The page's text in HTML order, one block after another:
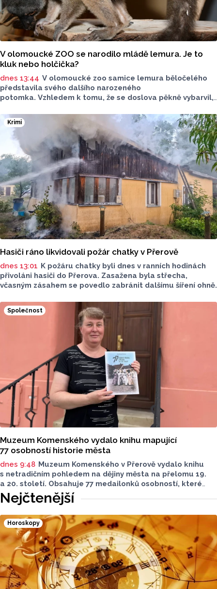
V olomoucké ZOO se narodilo mládě lemura. Je to
kluk nebo holčička?
dnes 13:44 V olomoucké zoo samice lemura běločelého
představila svého dalšího narozeného
potomka. Vzhledem k tomu, že se doslova pěkně vybarvil,
hnědé, případně hnědošedé, zato samci se pyšní bílým
zbarvením hlavy.
Krimi
Hasiči ráno likvidovali požár chatky v Přerově
dnes 13:01 K požáru chatky byli dnes v ranních hodinách
přivoláni hasiči do Přerova. Zasažena byla střecha,
včasným zásahem se povedlo zabránit dalšímu šíření ohně.
Společnost
Muzeum Komenského vydalo knihu mapující
77 osobností historie města
dnes 9:48 Muzeum Komenského v Přerově vydalo knihu
s netradičním pohledem na dějiny města na přelomu 19.
a 20. století. Obsahuje 77 medailonků osobností, které
se na jeho rozvoji významně podílely. Jejich životní příběhy
jsou doplněny dobovými snímky. Podle autorky publikace
Šárky Krákorové Pajůrkové tomu předcházelo 13 let
pátrání po jejich osudech. Kniha vychází u příležitosti
letošního 770. výročí povýšení Přerova na královské město,
sdělila ČTK mluvčí radnice Lenka Chalupová.
Nejčtenější
Horoskopy